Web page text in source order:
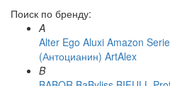
Поиск по бренду:
A
Alter Ego Aluxi Amazon
(Антоцианин) ArtAlex
B